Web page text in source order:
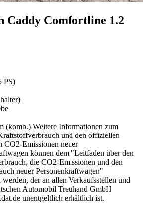
Caddy Comfortline 1.2
PS)
(komb.) Weitere Informationen zum
und den offiziellen
CO2-Emissionen neuer
können dem "Leitfaden über den
die CO2-Emissionen und den
neuer Personenkraftwagen"
werden, der an allen Verkaufsstellen und
Automobil Treuhand GmbH
unentgeltlich erhältlich ist.